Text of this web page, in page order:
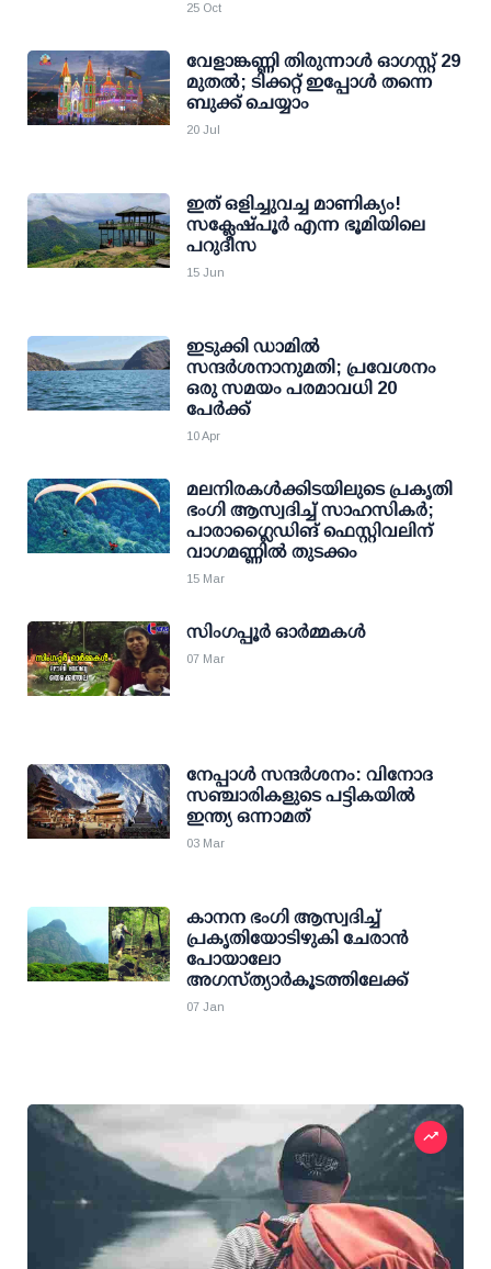
25 Oct
വേളാങ്കണ്ണി തിരുന്നാള്‍ ഓഗസ്റ്റ് 29
മുതല്‍; ടിക്കറ്റ് ഇപ്പോള്‍ തന്നെ
ബുക്ക് ചെയ്യാം
20 Jul
ഇത് ഒളിച്ചുവച്ച മാണിക്യം!
സക്ലേഷ്പൂര്‍ എന്ന ഭൂമിയിലെ
പറുദീസ
15 Jun
ഇടുക്കി ഡാമില്‍
സന്ദര്‍ശനാനുമതി; പ്രവേശനം
ഒരു സമയം പരമാവധി 20
പേര്‍ക്ക്
10 Apr
മലനിരകള്‍ക്കിടയിലുടെ പ്രകൃതി
ഭംഗി ആസ്വദിച്ച് സാഹസികര്‍;
പാരാഗ്ലൈഡിങ് ഫെസ്റ്റിവലിന്
വാഗമണ്ണില്‍ തുടക്കം
15 Mar
സിംഗപ്പൂർ ഓർമ്മകൾ
07 Mar
നേപ്പാള്‍ സന്ദര്‍ശനം: വിനോദ
സഞ്ചാരികളുടെ പട്ടികയില്‍
ഇന്ത്യ ഒന്നാമത്
03 Mar
കാനന ഭംഗി ആസ്വദിച്ച്
പ്രകൃതിയോടിഴുകി ചേരാന്‍
പോയാലോ
അഗസ്ത്യാര്‍കൂടത്തിലേക്ക്
07 Jan